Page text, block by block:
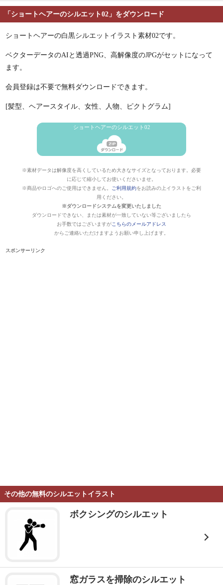
「ショートヘアーのシルエット02」をダウンロード
ショートヘアーの白黒シルエットイラスト素材02です。
ベクターデータのAIと透過PNG、高解像度のJPGがセットになって
ます。
会員登録は不要で無料ダウンロードできます。
[髪型、ヘアースタイル、女性、人物、ピクトグラム]
ショートヘアーのシルエット02
※素材データは解像度を高くしているため大きなサイズとなっております。必要
に応じて縮小してお使いくださいませ。
※商品やロゴへのご使用はできません。
ご利用規約をお読みの上イラストをご利
用ください。
※ダウンロードシステムを変更いたしました
ダウンロードできない、または素材が一致していない等ございましたら
お手数ではございますがこちらのメールアドレス
からご連絡いただけますようお願い申し上げます。
スポンサーリンク
その他の無料のシルエットイラスト
ボクシングのシルエット
窓ガラスを掃除のシルエット